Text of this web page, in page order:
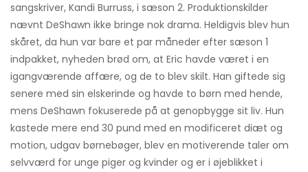
sangskriver, Kandi Burruss, i sæson 2. Produktionskilder
nævnt DeShawn ikke bringe nok drama. Heldigvis blev hun
skåret, da hun var bare et par måneder efter sæson 1
indpakket, nyheden brød om, at Eric havde været i en
igangværende affære, og de to blev skilt. Han giftede sig
senere med sin elskerinde og havde to børn med hende,
mens DeShawn fokuserede på at genopbygge sit liv. Hun
kastede mere end 30 pund med en modificeret diæt og
motion, udgav børnebøger, blev en motiverende taler om
selvværd for unge piger og kvinder og er i øjeblikket i